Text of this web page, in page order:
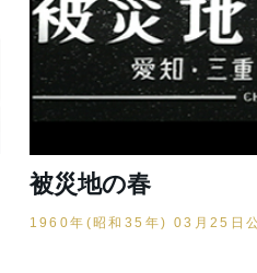
被災地の春
1960年(昭和35年) 03月25日